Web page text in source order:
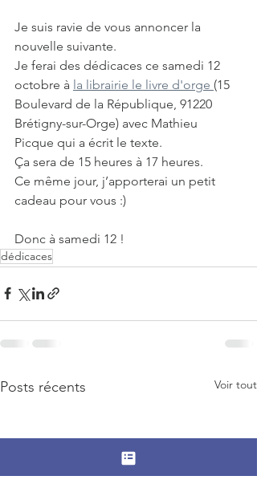
Je suis ravie de vous annoncer la
nouvelle suivante.
Je ferai des dédicaces ce samedi 12
octobre à la librairie le livre d'orge (15
Boulevard de la République, 91220
Brétigny-sur-Orge) avec Mathieu
Picque qui a écrit le texte.
Ça sera de 15 heures à 17 heures.
Ce même jour, j’apporterai un petit
cadeau pour vous :)
Donc à samedi 12 !
dédicaces
Posts récents Voir tout